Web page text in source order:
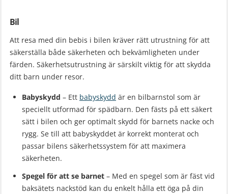
Bil
Att resa med din bebis i bilen kräver rätt utrustning för att
säkerställa både säkerheten och bekvämligheten under
färden. Säkerhetsutrustning är särskilt viktig för att skydda
ditt barn under resor.
Babyskydd – Ett babyskydd är en bilbarnstol som är
speciellt utformad för spädbarn. Den fästs på ett säkert
sätt i bilen och ger optimalt skydd för barnets nacke och
rygg. Se till att babyskyddet är korrekt monterat och
passar bilens säkerhetssystem för att maximera
säkerheten.
Spegel för att se barnet – Med en spegel som är fäst vid
baksätets nackstöd kan du enkelt hålla ett öga på din